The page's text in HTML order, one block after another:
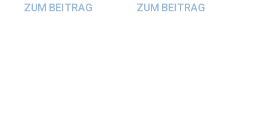
ZUM BEITRAG ZUM BEITRAG